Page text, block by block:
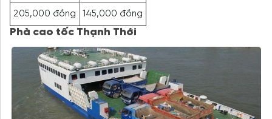
205,000 đồng 145,000 đồng
Phà cao tốc Thạnh Thới